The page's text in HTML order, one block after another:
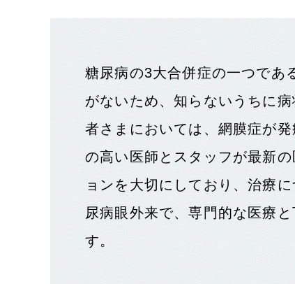
糖尿病の3大合併症の一つであ
がないため、知らないうちに
者さまにおいては、網膜症が
の高い医師とスタッフが最新
ョンを大切にしており、治療
尿病眼外来で、専門的な医療
す。